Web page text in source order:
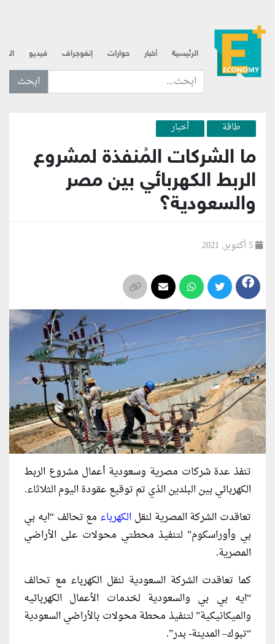
الرئيسية أخبار حوارات إنفوجراف فيديو
ابحث عن... :
طاقة أخبار
ما الشركات المُنفذة لمشروع
الربط الكهربائي بين مصر
والسعودية؟
تنفذ عدة شركات مصرية وسعودية أعمال مشروع الربط
الكهربائي بين البلدين الذي تم توقيع عقودة اليوم الثلاثاء.
تعاقدت الشركة المصرية لنقل الكهرباء مع تحالف “ايه بي
بي وأوراسكوم” لتنفيذ محطتي محولات على الأراضي
المصرية.
كما تعاقدت الشركة السعودية لنقل الكهرباء مع تحالف
“ايه بي بي والسعودية لخدمات الأعمال الكهربائيه
والميكانيكية” لتنفيذ محطة محولات بالأراضي السعودية
“تبوك– المدينة- بدر”.